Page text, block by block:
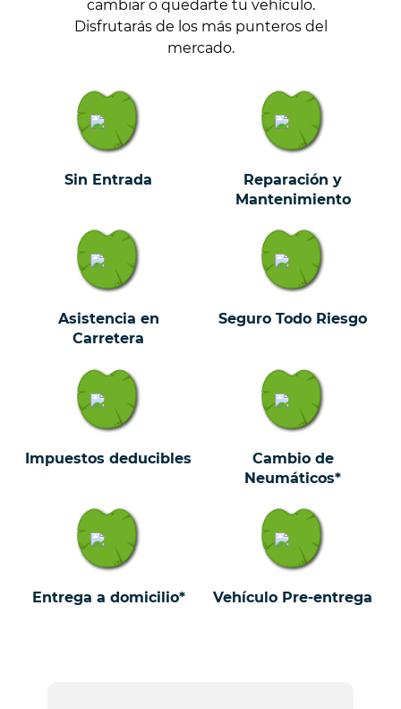
cambiar o quedarte tu vehículo.
Disfrutarás de los más punteros del
mercado.
Sin Entrada
Reparación y
Mantenimiento
Asistencia en
Carretera
Seguro Todo Riesgo
Impuestos deducibles
Cambio de
Neumáticos*
Entrega a domicilio* Vehículo Pre-entrega